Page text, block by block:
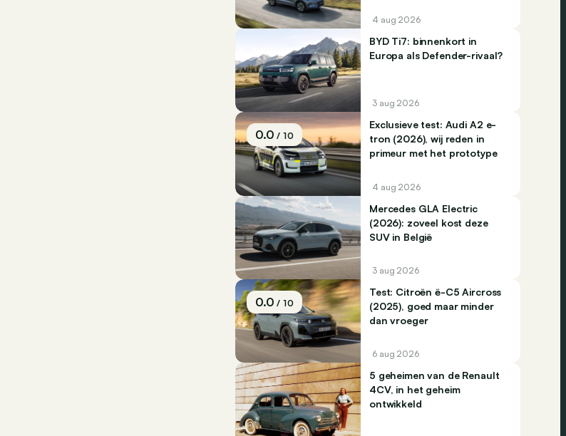
4 aug 2026
BYD Ti7: binnenkort in
Europa als Defender-rivaal?
3 aug 2026
0.0/ 10
Exclusieve test: Audi A2 e-
tron (2026), wij reden in
primeur met het prototype
4 aug 2026
Mercedes GLA Electric
(2026): zoveel kost deze
SUV in België
3 aug 2026
0.0/ 10
Test: Citroën ë-C5 Aircross
(2025), goed maar minder
dan vroeger
6 aug 2026
5 geheimen van de Renault
4CV, in het geheim
ontwikkeld